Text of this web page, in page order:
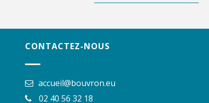
CONTACTEZ-NOUS
accueil@bouvron.eu
02 40 56 32 18